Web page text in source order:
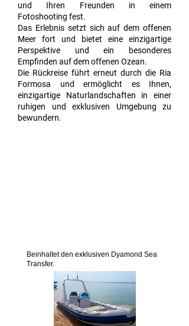
und Ihren Freunden in einem
Fotoshooting fest.
Das Erlebnis setzt sich auf dem offenen
Meer fort und bietet eine einzigartige
Perspektive und ein besonderes
Empfinden auf dem offenen Ozean.
Die Rückreise führt erneut durch die Ria
Formosa und ermöglicht es Ihnen,
einzigartige Naturlandschaften in einer
ruhigen und exklusiven Umgebung zu
bewundern.
Beinhaltet den exklusiven Dyamond Sea
Transfer.